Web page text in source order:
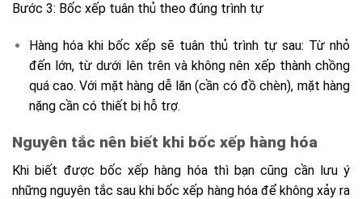
Bước 3: Bốc xếp tuân thủ theo đúng trình tự
Hàng hóa khi bốc xếp sẽ tuân thủ trình tự sau: Từ nhỏ
đến lớn, từ dưới lên trên và không nên xếp thành chồng
quá cao. Với mặt hàng dễ lăn (cần có đồ chèn), mặt hàng
nặng cần có thiết bị hỗ trợ.
Nguyên tắc nên biết khi bốc xếp hàng hóa
Khi biết được bốc xếp hàng hóa thì bạn cũng cần lưu ý
những nguyên tắc sau khi bốc xếp hàng hóa để không xảy ra